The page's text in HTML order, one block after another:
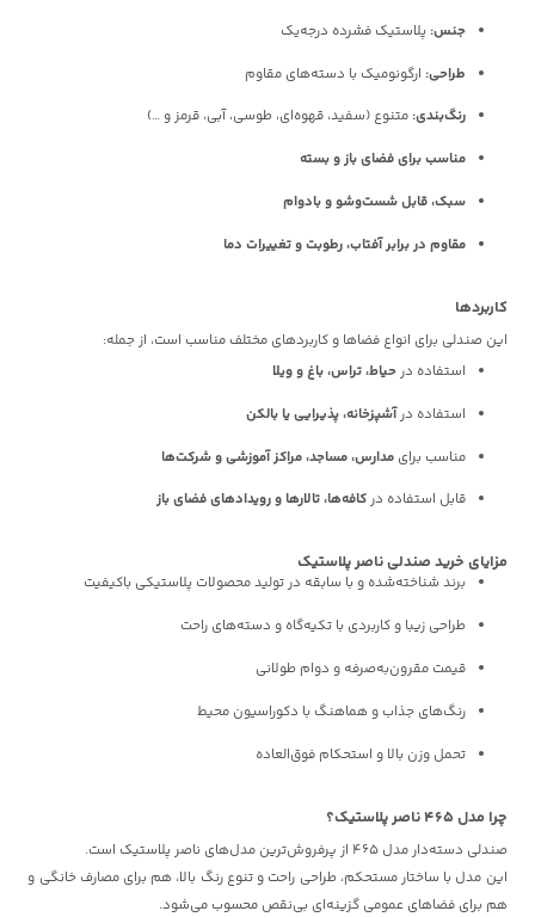
جنس: پلاستیک فشرده درجه‌یک
طراحی: ارگونومیک با دسته‌های مقاوم
رنگ‌بندی: متنوع (سفید، قهوه‌ای، طوسی، آبی، قرمز و …)
مناسب برای فضای باز و بسته
سبک، قابل شست‌وشو و بادوام
مقاوم در برابر آفتاب، رطوبت و تغییرات دما
کاربردها
این صندلی برای انواع فضاها و کاربردهای مختلف مناسب است، از جمله:
استفاده درحیاط، تراس، باغ و ویلا
استفاده درآشپزخانه، پذیرایی یا بالکن
مناسب برایمدارس، مساجد، مراکز آموزشی و شرکت‌ها
قابل استفاده درکافه‌ها، تالارها و رویدادهای فضای باز
مزایای خرید صندلی ناصر پلاستیک
برند شناخته‌شده و با سابقه در تولید محصولات پلاستیکی باکیفیت
طراحی زیبا و کاربردی با تکیه‌گاه و دسته‌های راحت
قیمت مقرون‌به‌صرفه و دوام طولانی
رنگ‌های جذاب و هماهنگ با دکوراسیون محیط
تحمل وزن بالا و استحکام فوق‌العاده
چرا مدل 465 ناصر پلاستیک؟
صندلی دسته‌دار مدل 465 از پرفروش‌ترین مدل‌های ناصر پلاستیک است.
این مدل با ساختار مستحکم، طراحی راحت و تنوع رنگ بالا، هم برای مصارف خانگی و
هم برای فضاهای عمومی گزینه‌ای بی‌نقص محسوب می‌شود.